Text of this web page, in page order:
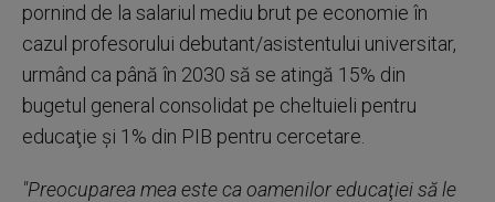
pornind de la salariul mediu brut pe economie în
cazul profesorului debutant/asistentului universitar,
urmând ca până în 2030 să se atingă 15% din
bugetul general consolidat pe cheltuieli pentru
educaţie şi 1% din PIB pentru cercetare.
"Preocuparea mea este ca oamenilor educaţiei să le